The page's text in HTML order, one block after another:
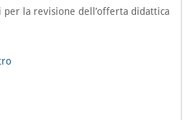
per la revisione dell’offerta didattica